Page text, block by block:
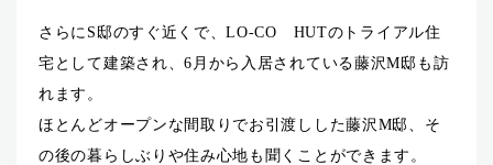
さらにS邸のすぐ近くで、LO-CO HUTのトライアル住
宅として建築され、6月から入居されている藤沢M邸も訪
れます。
ほとんどオープンな間取りでお引渡しした藤沢M邸、そ
の後の暮らしぶりや住み心地も聞くことができます。